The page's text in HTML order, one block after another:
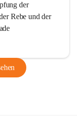
der
Rebe und der